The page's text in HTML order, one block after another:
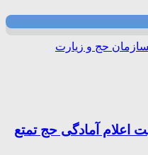
حج و زیارت
اعلام آمادگی حج تمتع